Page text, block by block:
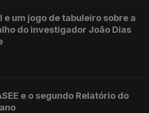
e um jogo de tabuleiro sobre a
do investigador João Dias
e o segundo Relatório do